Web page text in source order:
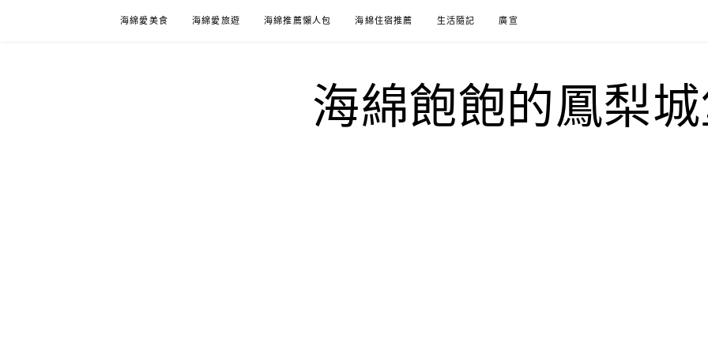
海綿愛美食 海綿愛旅遊 海綿推薦懶人包 海綿住宿推薦 生活隨記 廣宣
海綿飽飽的鳳梨